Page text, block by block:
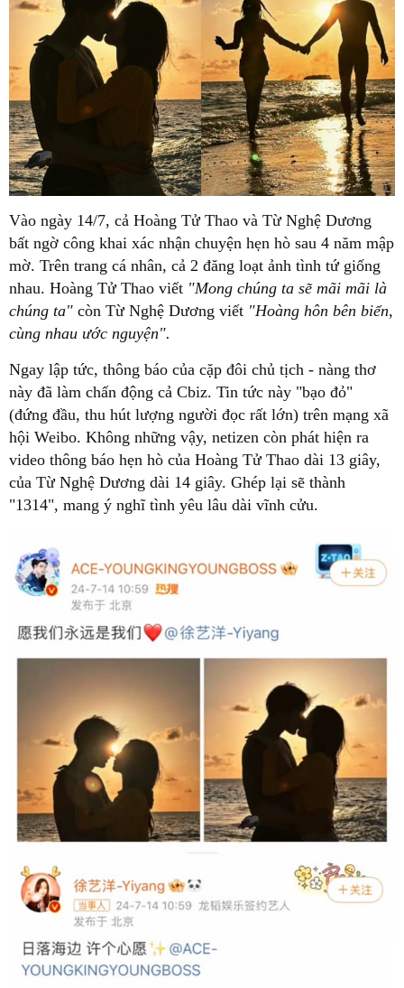
Vào ngày 14/7, cả Hoàng Tử Thao và Từ Nghệ Dương
bất ngờ công khai xác nhận chuyện hẹn hò sau 4 năm mập
mờ. Trên trang cá nhân, cả 2 đăng loạt ảnh tình tứ giống
nhau. Hoàng Tử Thao viết "Mong chúng ta sẽ mãi mãi là
chúng ta" còn Từ Nghệ Dương viết "Hoàng hôn bên biển,
cùng nhau ước nguyện".
Ngay lập tức, thông báo của cặp đôi chủ tịch - nàng thơ
này đã làm chấn động cả Cbiz. Tin tức này "bạo đỏ"
(đứng đầu, thu hút lượng người đọc rất lớn) trên mạng xã
hội Weibo. Không những vậy, netizen còn phát hiện ra
video thông báo hẹn hò của Hoàng Tử Thao dài 13 giây,
của Từ Nghệ Dương dài 14 giây. Ghép lại sẽ thành
"1314", mang ý nghĩ tình yêu lâu dài vĩnh cửu.